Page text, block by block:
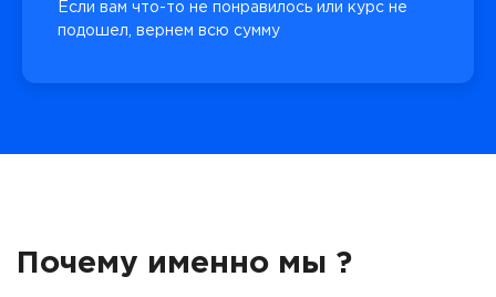
Если вам что-то не понравилось или курс не
подошел, вернем всю сумму
Почему именно мы ?